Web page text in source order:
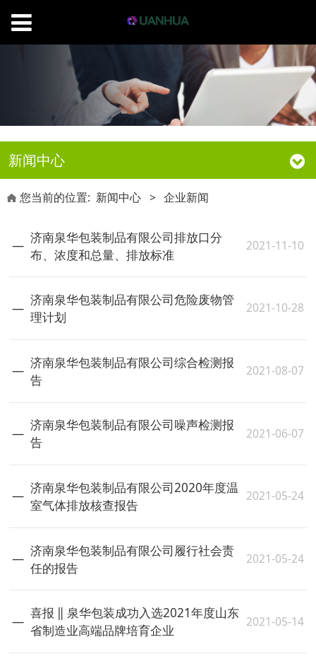
新闻中心
您当前的位置: 新闻中心 > 企业新闻
济南泉华包装制品有限公司排放口分
布、浓度和总量、排放标准
2021-11-10
济南泉华包装制品有限公司危险废物管
理计划
2021-10-28
济南泉华包装制品有限公司综合检测报
告
2021-08-07
济南泉华包装制品有限公司噪声检测报
告
2021-06-07
济南泉华包装制品有限公司2020年度温
室气体排放核查报告
2021-05-24
济南泉华包装制品有限公司履行社会责
任的报告
2021-05-24
喜报 ‖ 泉华包装成功入选2021年度山东
省制造业高端品牌培育企业
2021-05-14